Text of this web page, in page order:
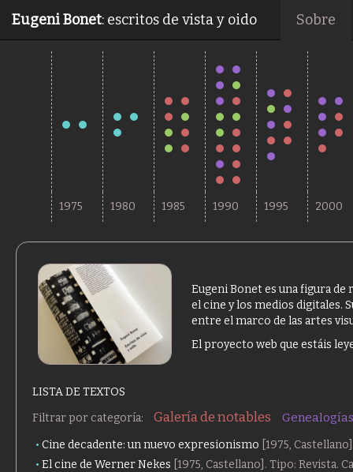
Eugeni Bonet: escritos de vista y oido Sobre
. .
.
.
.
.
.
.
.
.
.
.
.
.
.
.
.
.
.
.
.
.
.
.
.
.
.
.
.
.
.
.
.
.
.
.
.
.
.
.
.
.
.
.
.
1975 1980 1985 1990 1995 2000
Eugeni Bonet es una figura
el cine y los medios digitales.
entre el marco de las artes
El proyecto web que estáis
LISTA DE TEXTOS
Filtrar por categoría:
Galería de notables Genealogías
Cine decadente: un nuevo expresionismo [1975,
El cine de Werner Nekes [1975, Castellano]. Tipo: Revista.